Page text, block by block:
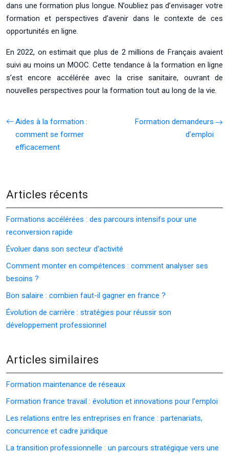
dans une formation plus longue. N’oubliez pas d’envisager votre
formation et perspectives d’avenir dans le contexte de ces
opportunités en ligne.
En 2022, on estimait que plus de 2 millions de Français avaient
suivi au moins un MOOC. Cette tendance à la formation en ligne
s’est encore accélérée avec la crise sanitaire, ouvrant de
nouvelles perspectives pour la formation tout au long de la vie.
Aides à la formation :
comment se former
efficacement
Formation demandeurs
d’emploi
Articles récents
Formations accélérées : des parcours intensifs pour une
reconversion rapide
Évoluer dans son secteur d’activité
Comment monter en compétences : comment analyser ses
besoins ?
Bon salaire : combien faut-il gagner en france ?
Évolution de carrière : stratégies pour réussir son
développement professionnel
Articles similaires
Formation maintenance de réseaux
Formation france travail : évolution et innovations pour l’emploi
Les relations entre les entreprises en france : partenariats,
concurrence et cadre juridique
La transition professionnelle : un parcours stratégique vers une